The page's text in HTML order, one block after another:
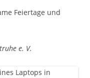
Feiertage und
e. V.